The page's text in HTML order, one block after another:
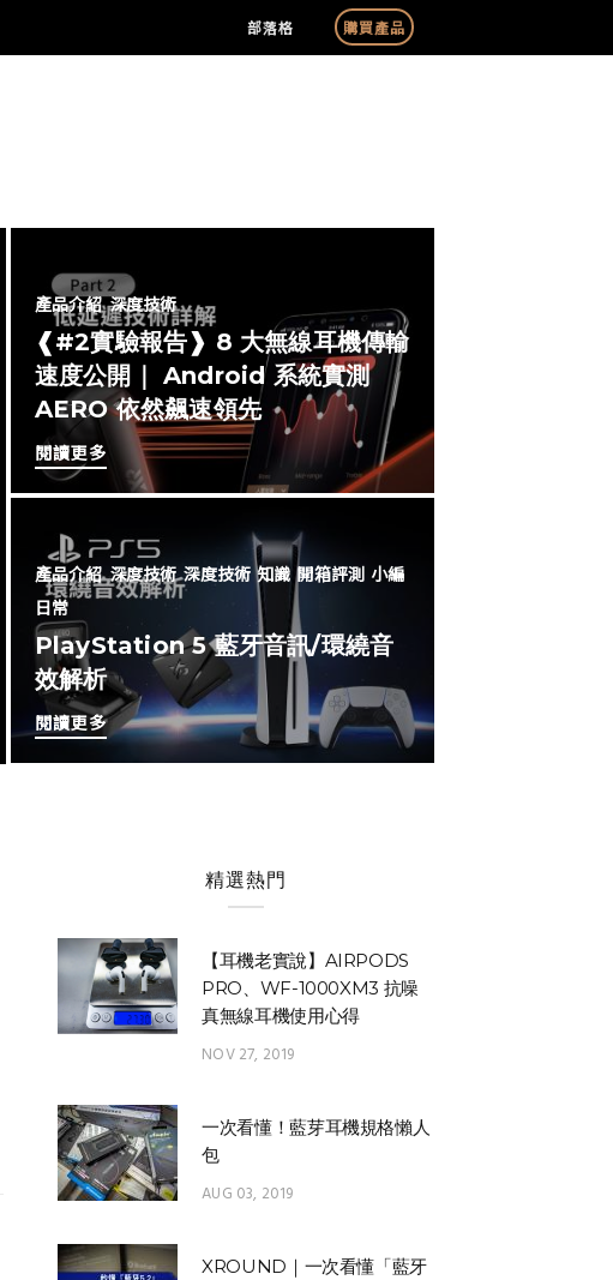
部落格 購買產品
產品介紹 深度技術
❰#2實驗報告❱ 8 大無線耳機傳輸
速度公開｜ Android 系統實測
AERO 依然飆速領先
閱讀更多
產品介紹 深度技術 深度技術 知識 開箱評測 小編
日常
PlayStation 5 藍牙音訊/環繞音
效解析
閱讀更多
精選熱門
【耳機老實說】AIRPODS
PRO、WF-1000XM3 抗噪
真無線耳機使用心得
NOV 27, 2019
一次看懂！藍芽耳機規格懶人
包
AUG 03, 2019
XROUND｜一次看懂「藍牙